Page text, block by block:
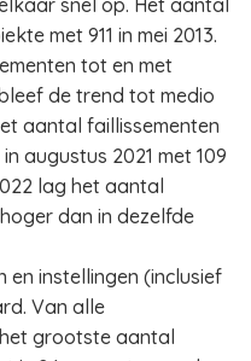
snel op. Het aantal
met 911 in mei 2013.
tot en met
de trend tot medio
aantal faillissementen
augustus 2021 met 109
lag het aantal
dan in dezelfde
en instellingen (inclusief
Van alle
grootste aantal